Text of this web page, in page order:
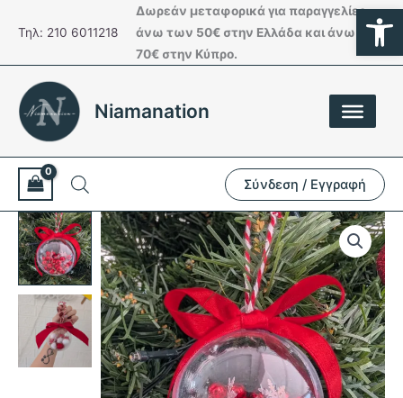
στοΤηλ: 210 6011218
Δωρεάν μεταφορικά για παραγγελίες
άνω των 50€ στην Ελλάδα και άνω των
70€ στην Κύπρο.
Niamanation
Σύνδεση / Εγγραφή